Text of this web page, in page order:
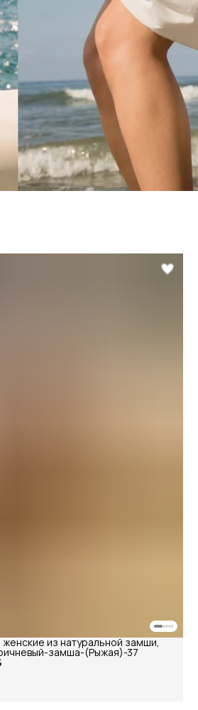
из натуральной замши,
замша-(Рыжая)-37